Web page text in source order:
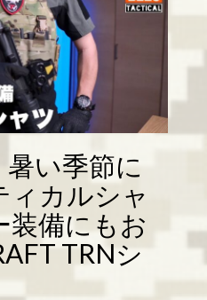
暑い季節に
ィカルシャ
装備にもお
TRNシ